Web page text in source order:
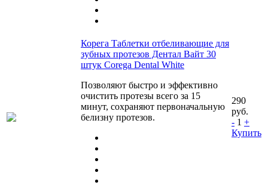
Корега Таблетки отбеливающие для
зубных протезов Дентал Вайт 30
штук Corega Dental White
Позволяют быстро и эффективно
очистить протезы всего за 15
минут, сохраняют первоначальную
белизну протезов.
290
руб.
- 1 +
Купить